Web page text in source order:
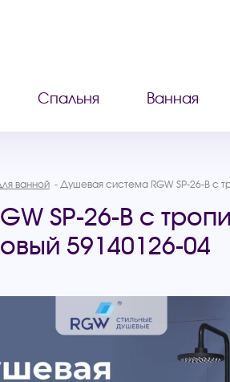
Спальня Ванная
ванной Душевая система RGW SP-26-B с
SP-26-B с
59140126-04